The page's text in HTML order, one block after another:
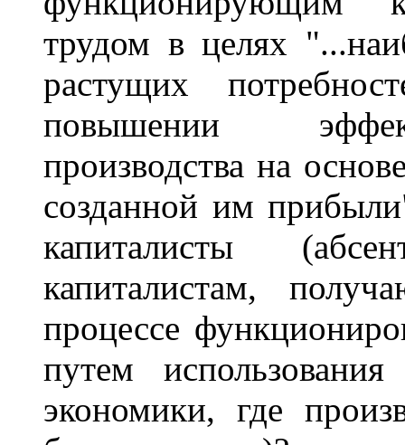
трудом в целях
растущих
повышении
производства на
созданной им
капиталисты
капиталистам,
процессе
путем
экономики, где